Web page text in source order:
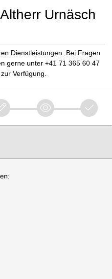
Urnäsch
Dienstleistungen. Bei Fragen
gerne unter +41 71 365 60 47
Verfügung.